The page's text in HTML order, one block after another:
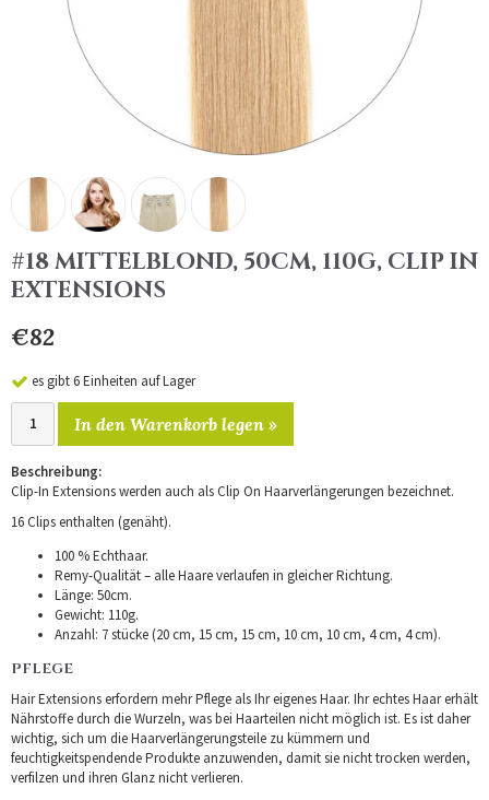
#18 MITTELBLOND, 50CM, 110G, CLIP IN
EXTENSIONS
€82
es gibt 6 Einheiten auf Lager
In den Warenkorb legen »
Beschreibung:
Clip-In Extensions werden auch als Clip On Haarverlängerungen bezeichnet.
16 Clips enthalten (genäht).
100 % Echthaar.
Remy-Qualität – alle Haare verlaufen in gleicher Richtung.
Länge: 50cm.
Gewicht: 110g.
Anzahl: 7 stücke (20 cm, 15 cm, 15 cm, 10 cm, 10 cm, 4 cm, 4 cm).
PFLEGE
Hair Extensions erfordern mehr Pflege als Ihr eigenes Haar. Ihr echtes Haar erhält
Nährstoffe durch die Wurzeln, was bei Haarteilen nicht möglich ist. Es ist daher
wichtig, sich um die Haarverlängerungsteile zu kümmern und
feuchtigkeitspendende Produkte anzuwenden, damit sie nicht trocken werden,
verfilzen und ihren Glanz nicht verlieren.